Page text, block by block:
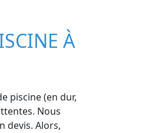
À
piscine (en dur,
Nous
devis. Alors,